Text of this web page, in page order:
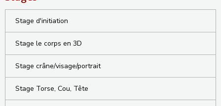
Stage d'initiation
Stage le corps en 3D
Stage crâne/visage/portrait
Stage Torse, Cou, Tête